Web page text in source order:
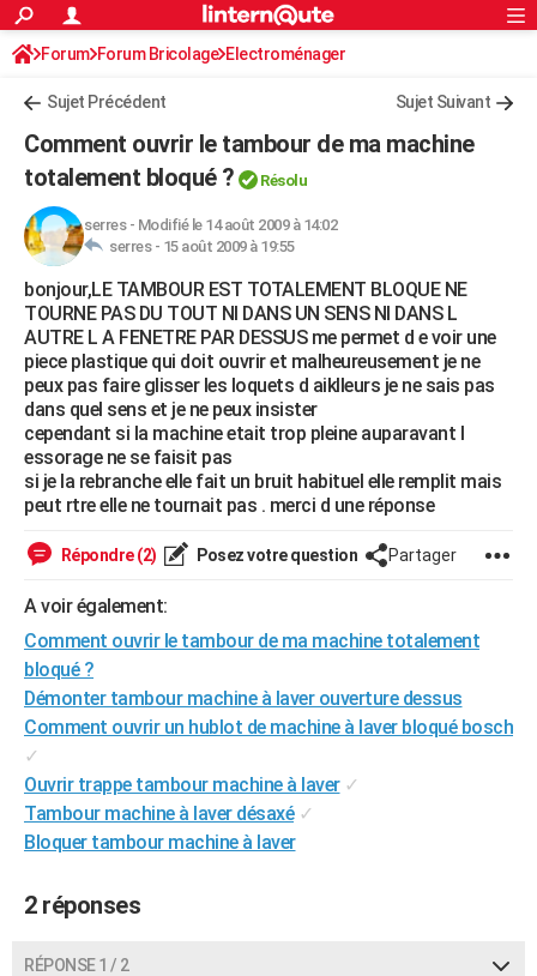
ACTUALITÉS
Politique
Société
Faits Divers
Education
Monde
Villes
+
Programme TV
TNTStreaming
Cinéma
Sorties cinéma
Musique
+FINANCE
Retraite
Impôts
Epargne
Immobilier
Risques naturels par ville
Banque
Assurance
Crédit
AUTO
Essais
Réserver un essai
Citadines
Berlines
SUV
Forum auto
HIGH-TECH
Mobiles
Meilleur smartphone
Internet
Ordinateurs
Jeux vidéo
Guide high-tech
BRICOLAGE
Forum
Aménagement intérieur
Extérieur
Cuisine
Salle de bains
Jardinage
Rangement
WEEK-END
Guides de France
Escapades
Patrimoine
Expositions
Musées
Week-end nature
+LIFESTYLE
Art de vivre
Bien-être
Loisirs
Mode
Modes de vie
SANTE
Alimentation
Guide de la santé
Maladies
Médicaments
Sommeil
VOYAGE
Destinations
City break
Voyage nature
Voyage de noces
Forum
Climat
PHOTO
GUIDES D'ACHAT
BONS PLANS
CARTE DE VOEUX
Carte de Noël
Carte Bonne année
Carte Saint-Valentin
Carte Pâques
Carte d'anniversaire
DICTIONNAIRE
Dictionnaire
Biographies
Citations
Expressions
Proverbes
PROGRAMME TV
COPAINS D'AVANT
S'inscrire
Se connecter
Lycées
Collèges
Primaires
Universités
Entreprises
Service militaire
Avis de recherche
AVIS DE DÉCÈS
FORUM
S'inscrire
Connexion
Forum Forum Bricolage Electroménager
Sujet Précédent Sujet Suivant
Comment ouvrir le tambour de ma machine
totalement bloqué ?
Résolu
serres- Modifié le 14 août 2009 à 14:02
serres - 15 août 2009 à 19:55
bonjour,LE TAMBOUR EST TOTALEMENT BLOQUE NE
TOURNE PAS DU TOUT NI DANS UN SENS NI DANS L
AUTRE L A FENETRE PAR DESSUS me permet d e voir une
piece plastique qui doit ouvrir et malheureusement je ne
peux pas faire glisser les loquets d aiklleurs je ne sais pas
dans quel sens et je ne peux insister
cependant si la machine etait trop pleine auparavant l
essorage ne se faisit pas
si je la rebranche elle fait un bruit habituel elle remplit mais
peut rtre elle ne tournait pas . merci d une réponse
Répondre (2) Posez votre question Partager
A voir également:
Comment ouvrir le tambour de ma machine totalement
bloqué ?
Démonter tambour machine à laver ouverture dessus
Comment ouvrir un hublot de machine à laver bloqué bosch
✓
Ouvrir trappe tambour machine à laver ✓
Tambour machine à laver désaxé ✓
Bloquer tambour machine à laver
2 réponses
RÉPONSE 1 / 2